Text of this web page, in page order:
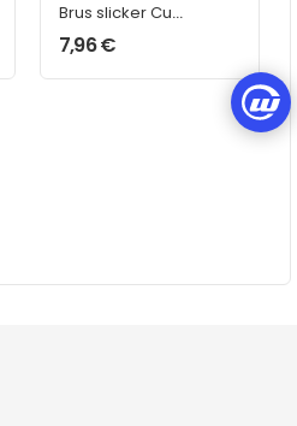
Brus slicker Cue
Cube
7,96€